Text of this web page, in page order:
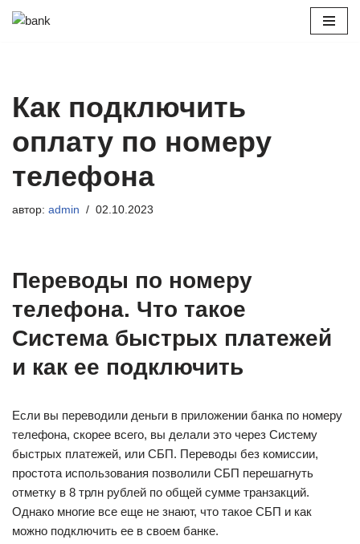
Как подключить
оплату по номеру
телефона
автор: admin 02.10.2023
Переводы по номеру
телефона. Что такое
Система быстрых платежей
и как ее подключить
Если вы переводили деньги в приложении банка по номеру
телефона, скорее всего, вы делали это через Систему
быстрых платежей, или СБП. Переводы без комиссии,
простота использования позволили СБП перешагнуть
отметку в 8 трлн рублей по общей сумме транзакций.
Однако многие все еще не знают, что такое СБП и как
можно подключить ее в своем банке.